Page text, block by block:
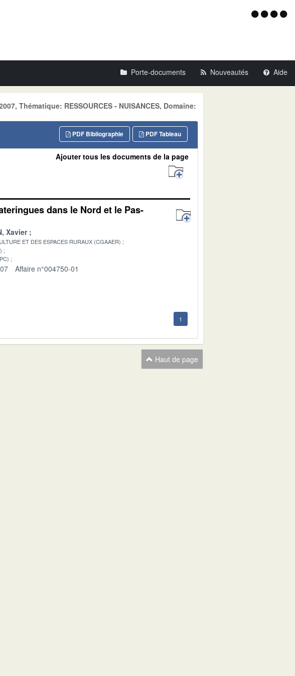
Menu
Porte-documents Nouveautés Aide
Thématique: RESSOURCES - NUISANCES, Domaine:
PDF Tableau
PDF Bibliographie
Ajouter tous les documents de la page
dans le Nord et le Pas-
Xavier
ET DES ESPACES RURAUX (CGAAER)
Affaire n°004750-01
1
Haut de page